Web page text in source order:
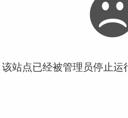
站点已经被管理员停止